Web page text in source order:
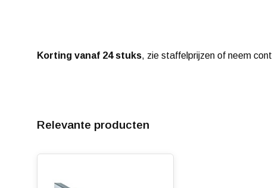
Korting vanaf 24 stuks, zie staffelprijzen of neem
Relevante producten